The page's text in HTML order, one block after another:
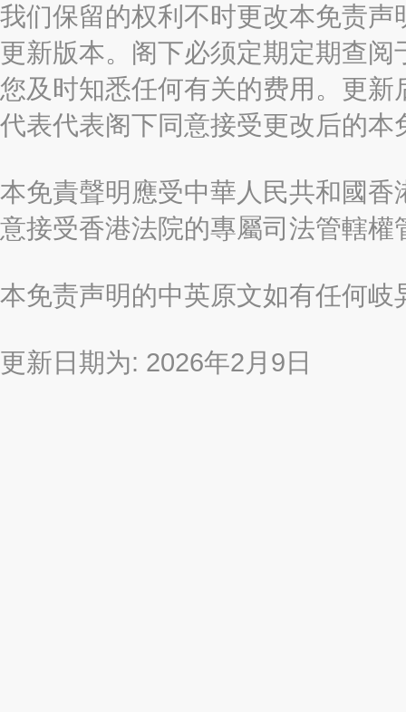
我们保留的权利不时更改本免责
更新版本。阁下必须定期定期查
您及时知悉任何有关的费用。更
代表代表阁下同意接受更改后的本
本免責聲明應受中華人民共和國
意接受香港法院的專屬司法管轄權
本免责声明的中英原文如有任何
更新日期为: 2026年2月9日